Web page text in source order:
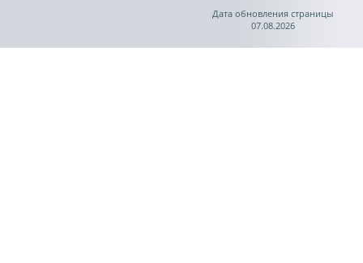
Дата обновления страницы
07.08.2026